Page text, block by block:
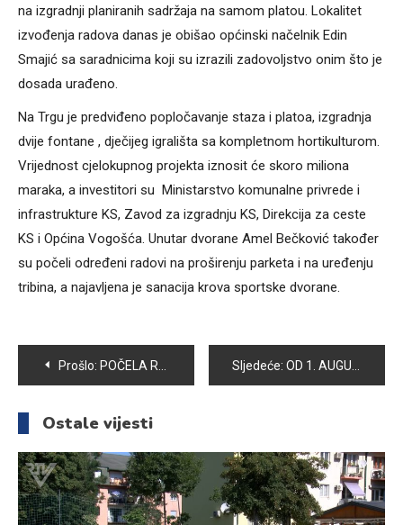
na izgradnji planiranih sadržaja na samom platou. Lokalitet
izvođenja radova danas je obišao općinski načelnik Edin
Smajić sa saradnicima koji su izrazili zadovoljstvo onim što je
dosada urađeno.
Na Trgu je predviđeno popločavanje staza i platoa, izgradnja
dvije fontane , dječijeg igrališta sa kompletnom hortikulturom.
Vrijednost cjelokupnog projekta iznosit će skoro miliona
maraka, a investitori su Ministarstvo komunalne privrede i
infrastrukture KS, Zavod za izgradnju KS, Direkcija za ceste
KS i Općina Vogošća. Unutar dvorane Amel Bečković također
su počeli određeni radovi na proširenju parketa i na uređenju
tribina, a najavljena je sanacija krova sportske dvorane.
Navigacija
članaka
Prošlo: POČELA REALIZACIJA PROJEKATA POSTAVLJANJA TABLI SA KUĆNIM BROJEVIMA, NAZIVIMA ULICE I TABLI SA NAZIVIMA AUTOBUSKIH STAJALIŠTA Sljedeće: OD 1. AUGUSTA UMANJENA CIJENA OTKUPA INDUSTRIJSKOG KRASTAVCA KORNIŠONA
Ostale vijesti